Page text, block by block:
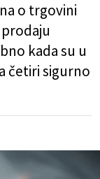
o trgovini
kada su u
četiri sigurno